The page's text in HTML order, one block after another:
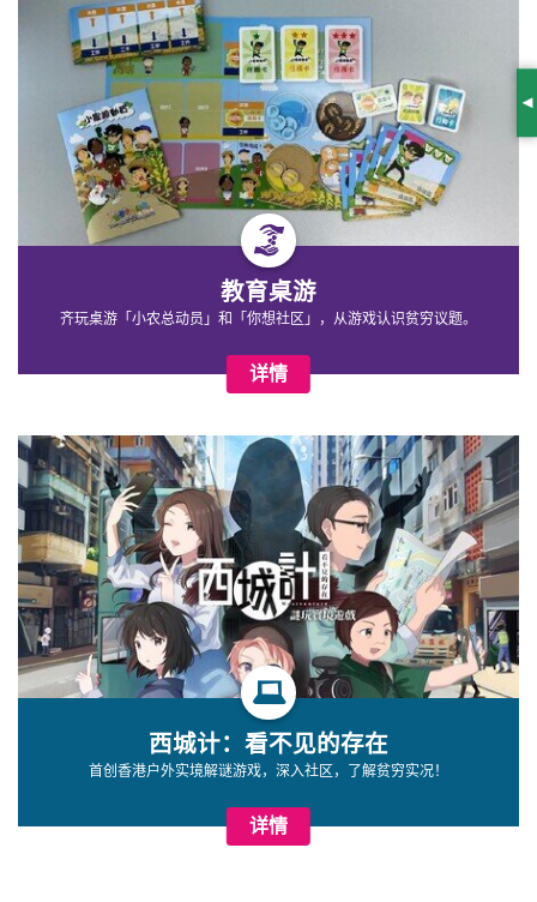
教育桌游
齐玩桌游「小农总动员」和「你想社区」，从游戏认识贫穷议题。
详情
西城计：看不见的存在
首创香港户外实境解谜游戏，深入社区，了解贫穷实况！
详情